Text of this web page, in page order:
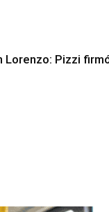
Lorenzo: Pizzi